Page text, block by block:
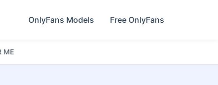
OnlyFans Models Free OnlyFans
ME